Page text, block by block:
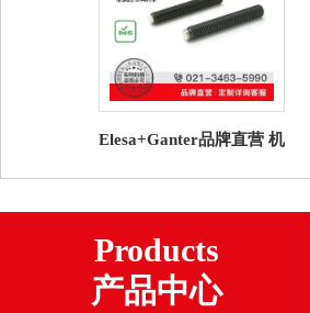
Elesa+Ganter品牌直营 机
螺钉 塑料衬垫
Products
产品中心